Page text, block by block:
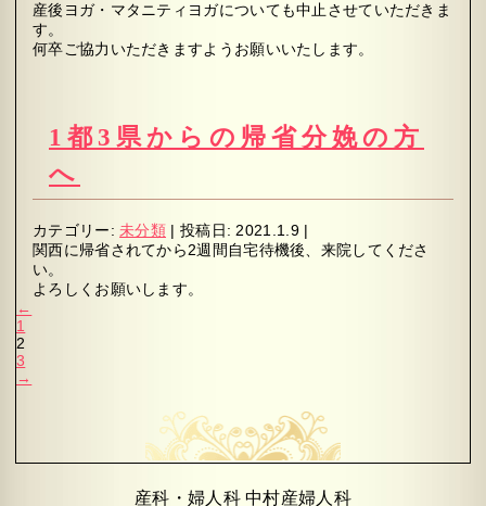
産後ヨガ・マタニティヨガについても中止させていただきま
す。
何卒ご協力いただきますようお願いいたします。
1都3県からの帰省分娩の方
へ
カテゴリー:未分類 | 投稿日: 2021.1.9|
関西に帰省されてから2週間自宅待機後、来院してくださ
い。
よろしくお願いします。
←
1
2
3
→
産科・婦人科 中村産婦人科